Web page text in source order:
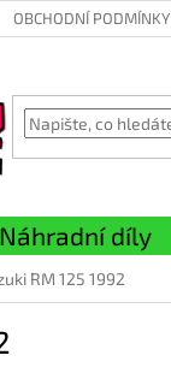
OBCHODNÍ PODMÍNKY
Náhradní díly
RM 125 1992